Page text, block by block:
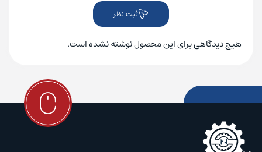
ثبت نظر
هیچ دیدگاهی برای این محصول نوشته نشده است.